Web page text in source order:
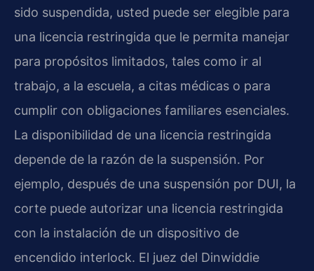
sido suspendida, usted puede ser elegible para
una licencia restringida que le permita manejar
para propósitos limitados, tales como ir al
trabajo, a la escuela, a citas médicas o para
cumplir con obligaciones familiares esenciales.
La disponibilidad de una licencia restringida
depende de la razón de la suspensión. Por
ejemplo, después de una suspensión por DUI, la
corte puede autorizar una licencia restringida
con la instalación de un dispositivo de
encendido interlock. El juez del Dinwiddie